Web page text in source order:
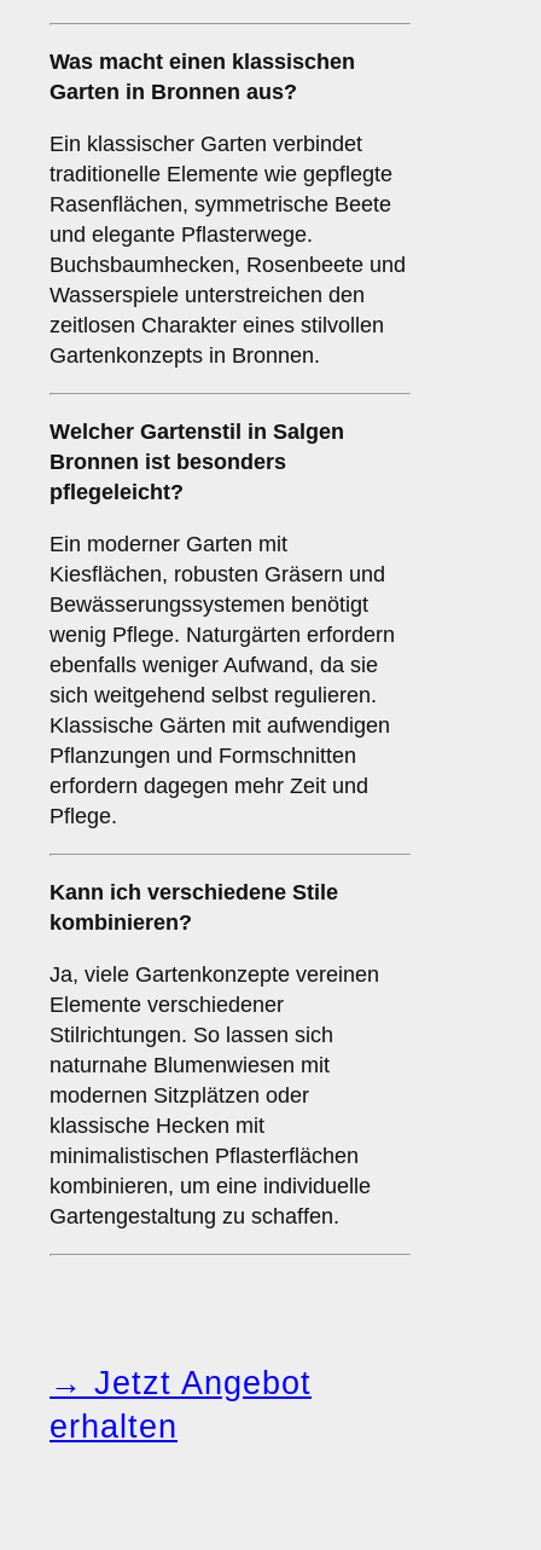
Was macht einen klassischen
Garten in Bronnen aus?
Ein klassischer Garten verbindet
traditionelle Elemente wie gepflegte
Rasenflächen, symmetrische Beete
und elegante Pflasterwege.
Buchsbaumhecken, Rosenbeete und
Wasserspiele unterstreichen den
zeitlosen Charakter eines stilvollen
Gartenkonzepts in Bronnen.
Welcher Gartenstil in Salgen
Bronnen ist besonders
pflegeleicht?
Ein moderner Garten mit
Kiesflächen, robusten Gräsern und
Bewässerungssystemen benötigt
wenig Pflege. Naturgärten erfordern
ebenfalls weniger Aufwand, da sie
sich weitgehend selbst regulieren.
Klassische Gärten mit aufwendigen
Pflanzungen und Formschnitten
erfordern dagegen mehr Zeit und
Pflege.
Kann ich verschiedene Stile
kombinieren?
Ja, viele Gartenkonzepte vereinen
Elemente verschiedener
Stilrichtungen. So lassen sich
naturnahe Blumenwiesen mit
modernen Sitzplätzen oder
klassische Hecken mit
minimalistischen Pflasterflächen
kombinieren, um eine individuelle
Gartengestaltung zu schaffen.
→ Jetzt Angebot
erhalten